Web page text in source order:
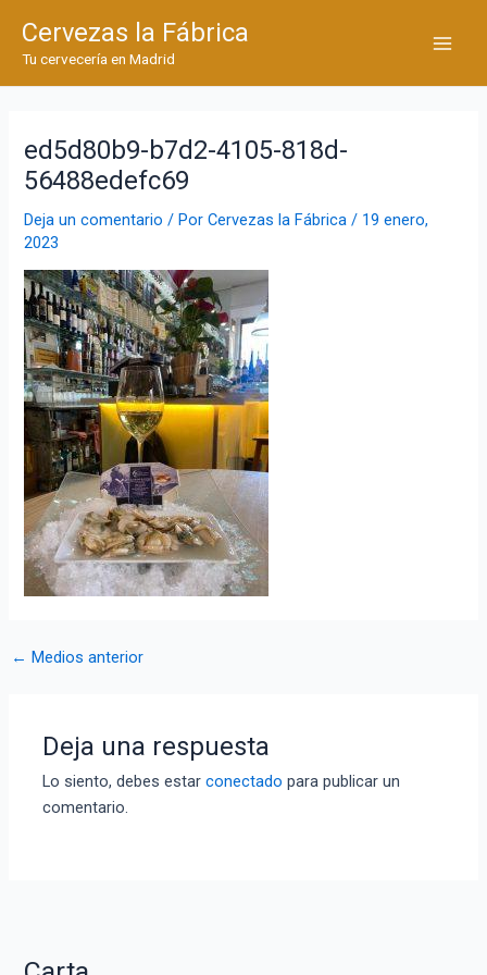
contenido
Cervezas la Fábrica
Tu cervecería en Madrid
ed5d80b9-b7d2-4105-818d-
56488edefc69
Deja un comentario / PorCervezas la Fábrica/ 19 enero,
2023
Navegación
← Medios anterior
Deja una respuesta
Lo siento, debes estarconectado para publicar un
comentario.